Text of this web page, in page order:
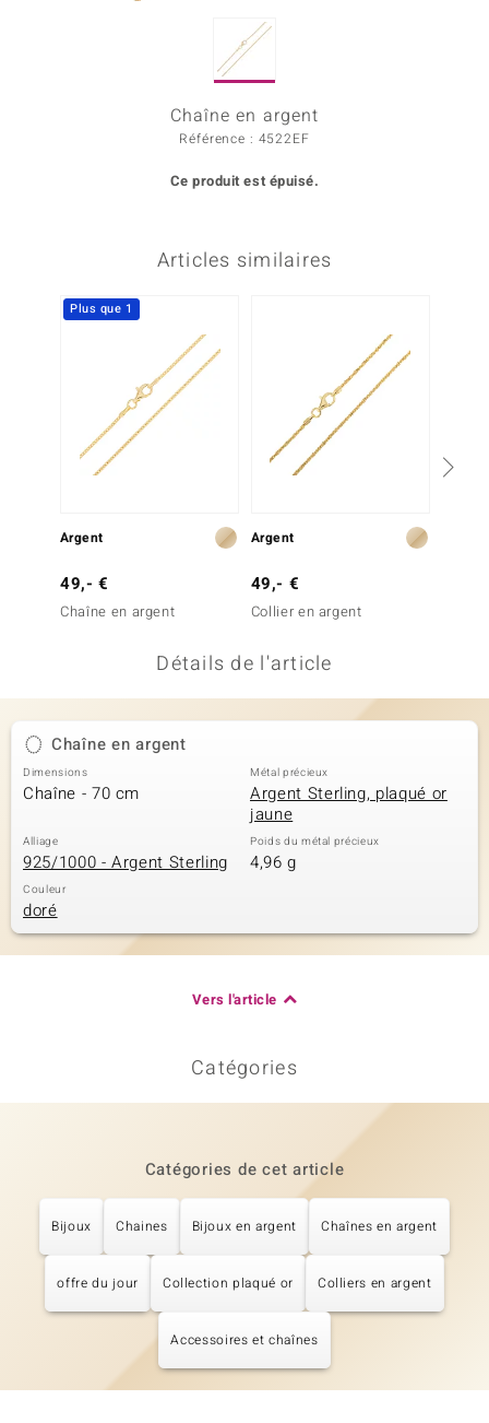
in Italy
Collection
Chaîne en argent
Référence : 4522EF
Ce produit est épuisé.
Articles similaires
Plus que 1
Argent
49,- €
Chaîne en argent
Argent
49,- €
Collier en argent
Détails de l'article
Chaîne en argent
Dimensions
Chaîne - 70 cm
Métal précieux
Argent Sterling, plaqué or
jaune
Alliage
925/1000 - Argent Sterling
Poids du métal précieux
4,96 g
Couleur
doré
Vers l'article
Catégories
Catégories de cet article
Bijoux Chaines Bijoux en argent Chaînes en argent
offre du jour Collection plaqué or Colliers en argent
Accessoires et chaînes